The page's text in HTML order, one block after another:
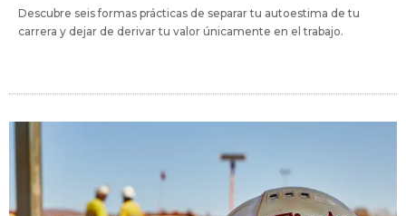
Descubre seis formas prácticas de separar tu autoestima de tu
carrera y dejar de derivar tu valor únicamente en el trabajo.